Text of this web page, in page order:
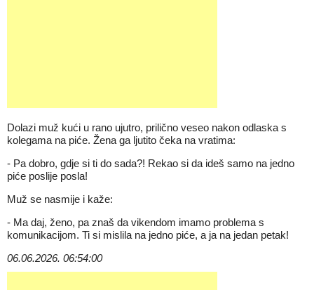
Dolazi muž kući u rano ujutro, prilično veseo nakon odlaska s
kolegama na piće. Žena ga ljutito čeka na vratima:
- Pa dobro, gdje si ti do sada?! Rekao si da ideš samo na jedno
piće poslije posla!
Muž se nasmije i kaže:
- Ma daj, ženo, pa znaš da vikendom imamo problema s
komunikacijom. Ti si mislila na jedno piće, a ja na jedan petak!
06.06.2026. 06:54:00